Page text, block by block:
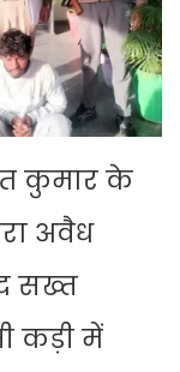
कुमार के
अवैध
सख्त
कड़ी में